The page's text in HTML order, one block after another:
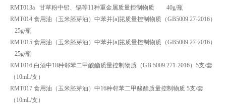
RMT013a 甘草粉中铅、镉等11种重金属质量控制物质 40g/瓶
RMT014 食用油（玉米胚芽油）中苯并[a]芘质量控制物质（GB5009.27-2016）
25g/瓶
RMT015 食用油（玉米胚芽油）中苯并[a]芘质量控制物质（GB5009.27-2016）
25g/瓶
RMT016 白酒中18种邻苯二甲酸酯质量控制物质（GB 5009.271-2016）5支/套
（10mL/支）
RMT017 食用油（玉米胚芽油）中16种邻苯二甲酸酯质量控制物质 5支/套
（10mL/支）